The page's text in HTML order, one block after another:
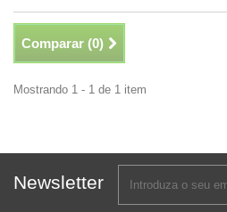
Comparar (0)
Mostrando 1 - 1 de 1 item
Newsletter